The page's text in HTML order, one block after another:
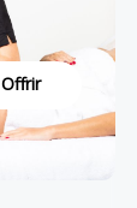
Offrir